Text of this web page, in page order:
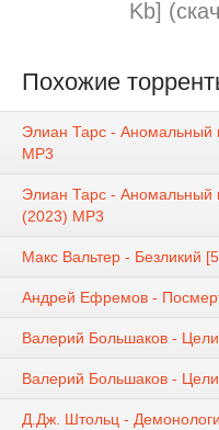
Kb]
Похожие
Элиан Тарс - Аномальный
MP3
Элиан Тарс - Аномальный
(2023) МР3
Макс Вальтер - Безликий
Андрей Ефремов -
Валерий Большаков -
Валерий Большаков -
Д.Дж. Штольц -